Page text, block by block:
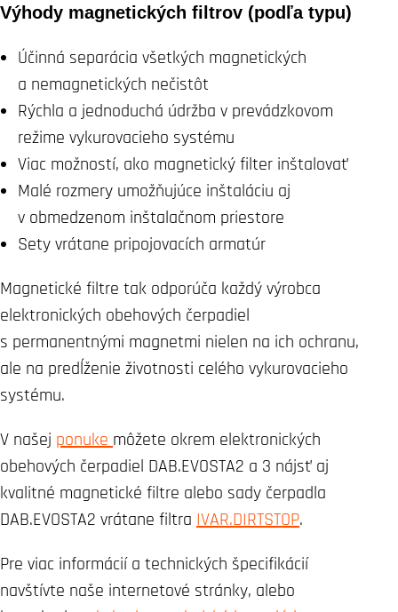
Výhody magnetických filtrov (podľa typu)
Účinná separácia všetkých magnetických
a nemagnetických nečistôt
Rýchla a jednoduchá údržba v prevádzkovom
režime vykurovacieho systému
Viac možností, ako magnetický filter inštalovať
Malé rozmery umožňujúce inštaláciu aj
v obmedzenom inštalačnom priestore
Sety vrátane pripojovacích armatúr
Magnetické filtre tak odporúča každý výrobca
elektronických obehových čerpadiel
s permanentnými magnetmi nielen na ich ochranu,
ale na predĺženie životnosti celého vykurovacieho
systému.
V našej ponuke môžete okrem elektronických
obehových čerpadiel DAB.EVOSTA2 a 3 nájsť aj
kvalitné magnetické filtre alebo sady čerpadla
DAB.EVOSTA2 vrátane filtra IVAR.DIRTSTOP.
Pre viac informácií a technických špecifikácií
navštívte naše internetové stránky, alebo